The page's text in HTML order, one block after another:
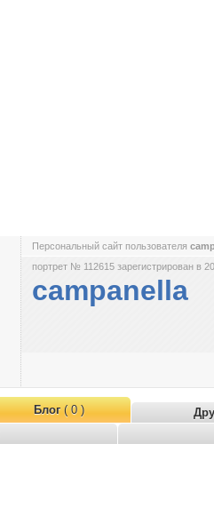
Персональный сайт пользователя
портрет № 112615 зарегистрирован в
campanella
Блог( 0 )